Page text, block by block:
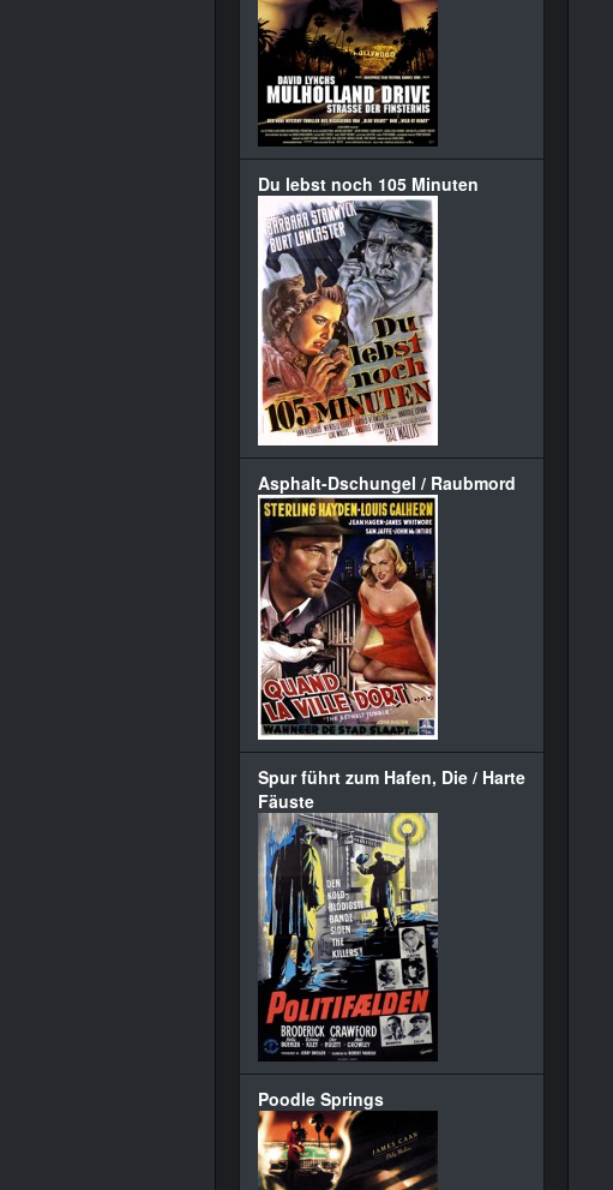
Du lebst noch 105 Minuten
Asphalt-Dschungel / Raubmord
Spur führt zum Hafen, Die / Harte
Fäuste
Poodle Springs